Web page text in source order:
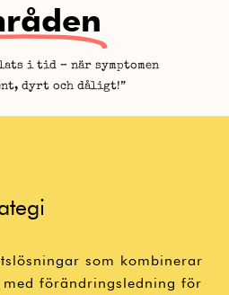
i tid – när symptomen
dyrt och dåligt!”
som kombinerar
förändringsledning för